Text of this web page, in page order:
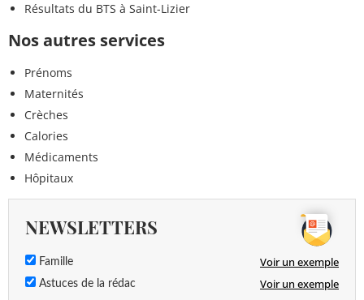
Résultats du BTS à Saint-Lizier
Nos autres services
Prénoms
Maternités
Crèches
Calories
Médicaments
Hôpitaux
NEWSLETTERS
Famille Voir un exemple
Astuces de la rédac Voir un exemple